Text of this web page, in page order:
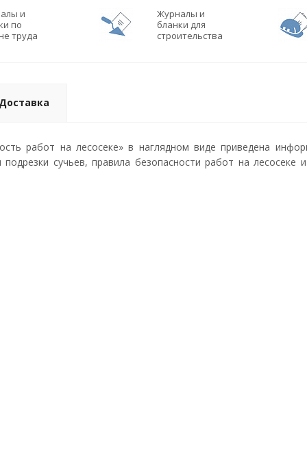
и
по
труда
Журналы и
бланки для
строительства
работ на лесосеке» в наглядном виде приведена
подрезки сучьев, правила безопасности работ на